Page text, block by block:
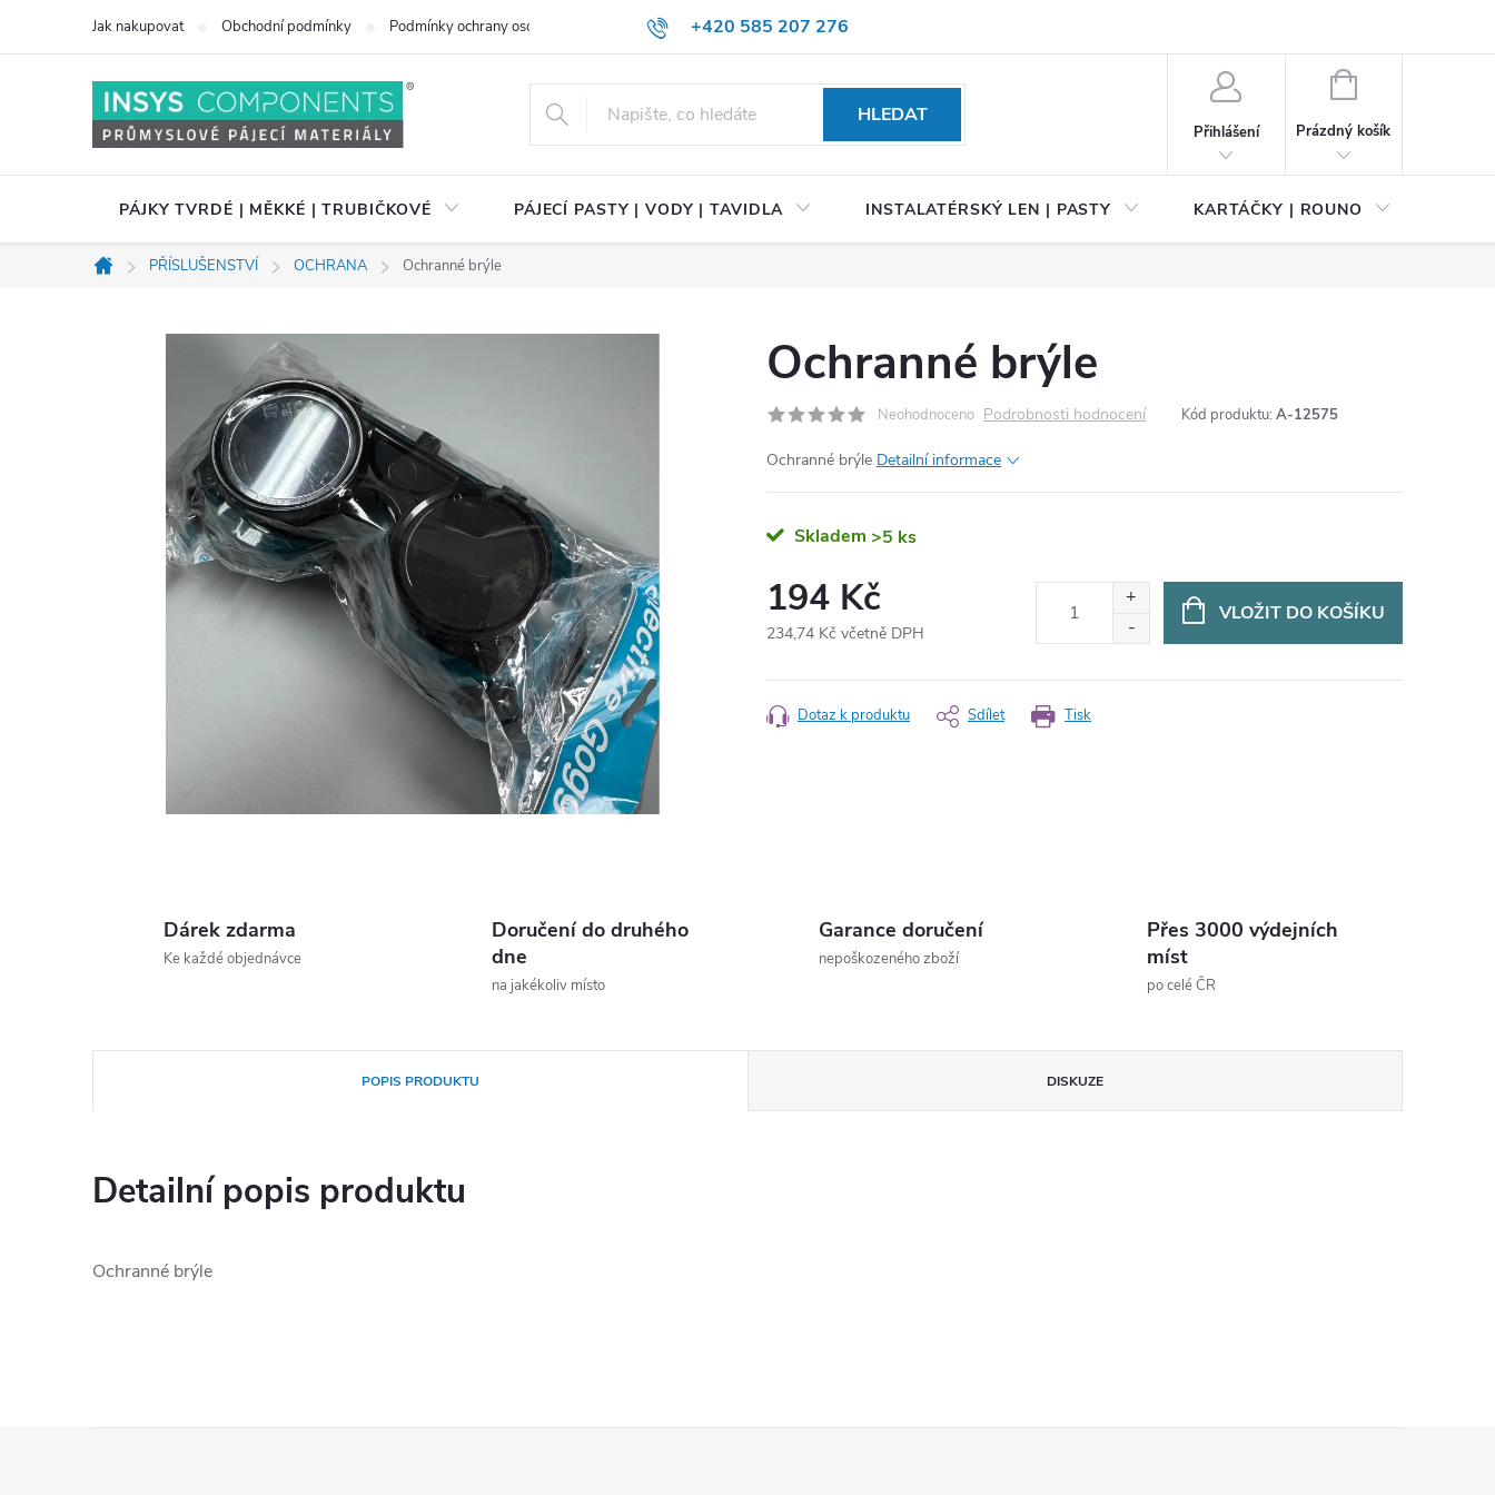
+420 585 207 276
Jak nakupovat Obchodní podmínky Podmínky ochrany osobních údajů
HLEDAT
Přihlášení
NÁKUPNÍ
Prázdný košík
PÁJKY TVRDÉ | MĚKKÉ | TRUBIČKOVÉ PÁJECÍ PASTY | VODY | TAVIDLA INSTALATÉRSKÝ LEN | PASTY KARTÁČKY | ROUNO
Domů
PŘÍSLUŠENSTVÍ OCHRANA Ochranné brýle
Ochranné brýle
Neohodnoceno Podrobnosti hodnocení Kód produktu: A-12575
Ochranné brýle Detailní informace
Skladem >5 ks
194 Kč
234,74 Kč včetně DPH
cena:
VLOŽIT DO KOŠÍKU
Tisk
Dotaz k produktu Sdílet
Dárek zdarma
Ke každé objednávce
Doručení do druhého
dne
na jakékoliv místo
Garance doručení
nepoškozeného zboží
Přes 3000 výdejních
míst
po celé ČR
POPIS PRODUKTU DISKUZE
Detailní popis produktu
Ochranné brýle